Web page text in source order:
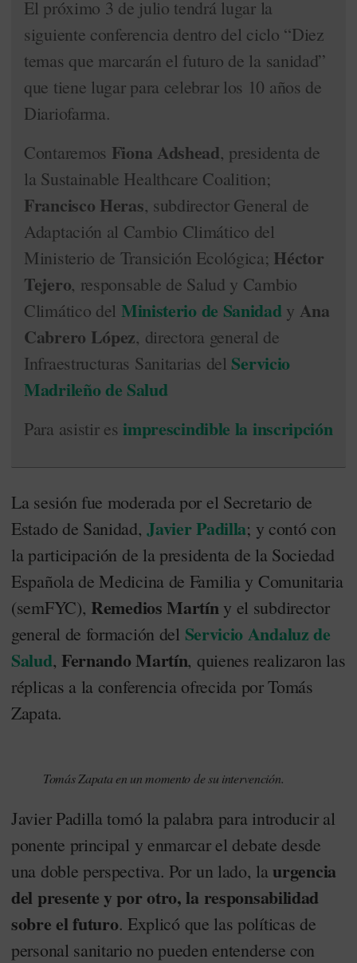
El próximo 3 de julio tendrá lugar la
siguiente conferencia dentro del ciclo “Diez
temas que marcarán el futuro de la sanidad”
que tiene lugar para celebrar los 10 años de
Diariofarma.
Contaremos Fiona Adshead, presidenta de
la Sustainable Healthcare Coalition;
Francisco Heras, subdirector General de
Adaptación al Cambio Climático del
Ministerio de Transición Ecológica; Héctor
Tejero, responsable de Salud y Cambio
Climático del Ministerio de Sanidady Ana
Cabrero López, directora general de
Infraestructuras Sanitarias del Servicio
Madrileño de Salud
Para asistir esimprescindible la inscripción
La sesión fue moderada por el Secretario de
Estado de Sanidad,Javier Padilla; y contó con
la participación de la presidenta de la Sociedad
Española de Medicina de Familia y Comunitaria
(semFYC), Remedios Martíny el subdirector
general de formación del Servicio Andaluz de
Salud, Fernando Martín, quienes realizaron las
réplicas a la conferencia ofrecida por Tomás
Zapata.
Tomás Zapata en un momento de su intervención.
Javier Padilla tomó la palabra para introducir al
ponente principal y enmarcar el debate desde
una doble perspectiva. Por un lado, la urgencia
del presente y por otro, la responsabilidad
sobre el futuro. Explicó que las políticas de
personal sanitario no pueden entenderse con